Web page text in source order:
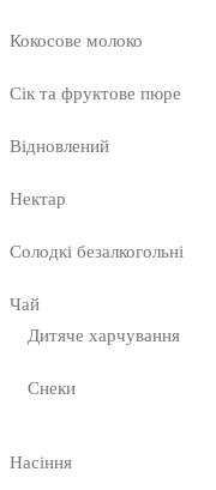
Кокосове молоко
Сік та фруктове пюре
Відновлений
Нектар
Солодкі безалкогольні
Чай
Дитяче харчування
Снеки
Насіння